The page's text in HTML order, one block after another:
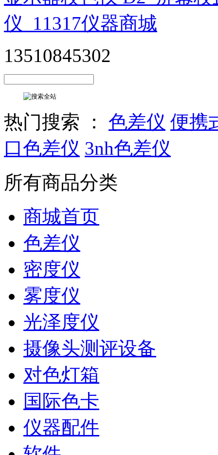
13510845302
热门搜索 ： 色差仪 便携
口色差仪 3nh色差仪
所有商品分类
商城首页
色差仪
密度仪
雾度仪
光泽度仪
摄像头测评设备
对色灯箱
国际色卡
仪器配件